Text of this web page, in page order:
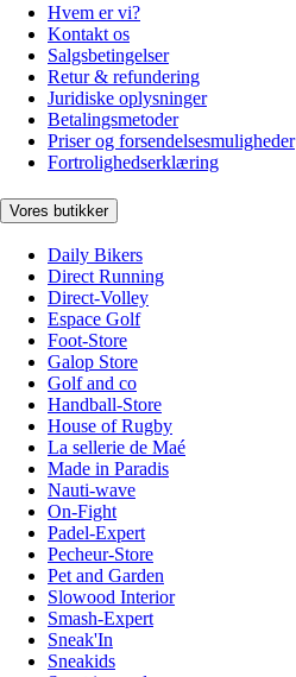
Hvem er vi?
Kontakt os
Salgsbetingelser
Retur & refundering
Juridiske oplysninger
Betalingsmetoder
Priser og forsendelsesmuligheder
Fortrolighedserklæring
Vores butikker
Daily Bikers
Direct Running
Direct-Volley
Espace Golf
Foot-Store
Galop Store
Golf and co
Handball-Store
House of Rugby
La sellerie de Maé
Made in Paradis
Nauti-wave
On-Fight
Padel-Expert
Pecheur-Store
Pet and Garden
Slowood Interior
Smash-Expert
Sneak'In
Sneakids